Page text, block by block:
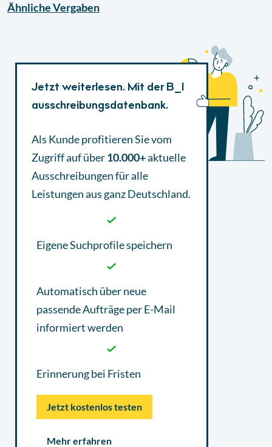
ÄhnlicheVergaben
Jetzt weiterlesen. Mit der B_I
ausschreibungsdatenbank.
Als Kunde profitieren Sie vom
Zugriff auf über10.000+aktuelle
Ausschreibungenfür alle
Leistungen aus ganz Deutschland.
Eigene Suchprofile speichern
Automatisch über neue
passende Aufträge per E-Mail
informiert werden
Erinnerung bei Fristen
Jetzt kostenlos testen
Mehr erfahren